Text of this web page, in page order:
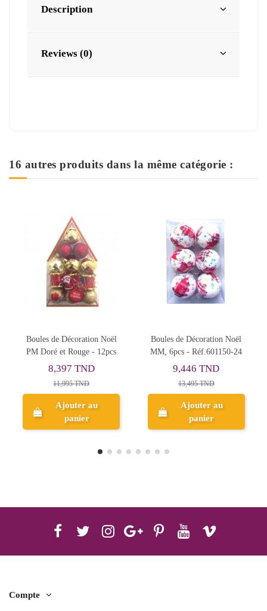
Description
Reviews (0)
16 autres produits dans la même catégorie :
Boules de Décoration Noël
MM, 6pcs - Réf.601150-24
9,446 TND
13,495 TND
Ajouter au
panier
Bougies Flottante Argent
Métallisé 4 pcs - Horizon
Candle
18,402 TND
23,003 TND
Ajouter au
panier
Compte